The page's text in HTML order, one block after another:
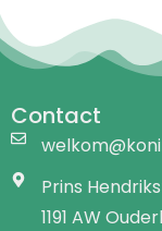
Contact
Prins
1191 AW